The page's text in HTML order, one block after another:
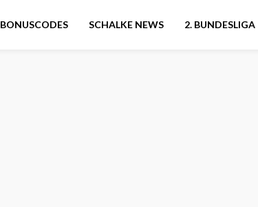
BONUSCODES SCHALKE NEWS 2. BUNDESLIGA